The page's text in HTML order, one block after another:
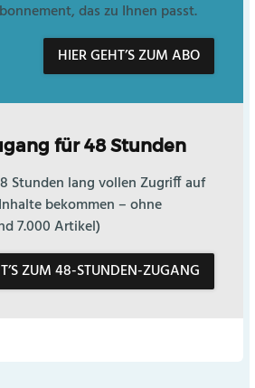
das zu Ihnen passt.
HIER GEHT’S ZUM ABO
für 48 Stunden
Stunden lang vollen Zugriff auf
bekommen – ohne
7.000 Artikel)
ZUM 48-STUNDEN-ZUGANG